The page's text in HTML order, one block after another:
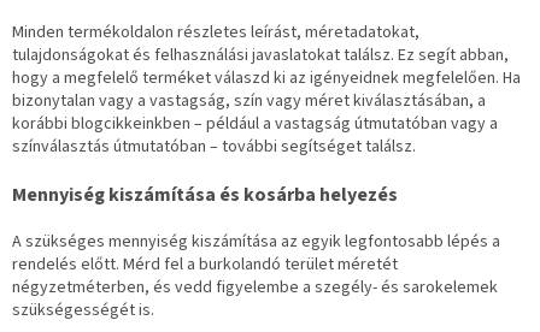
Minden termékoldalon részletes leírást, méretadatokat,
tulajdonságokat és felhasználási javaslatokat találsz. Ez segít abban,
hogy a megfelelő terméket válaszd ki az igényeidnek megfelelően. Ha
bizonytalan vagy a vastagság, szín vagy méret kiválasztásában, a
korábbi blogcikkeinkben – például a vastagság útmutatóban vagy a
színválasztás útmutatóban – további segítséget találsz.
Mennyiség kiszámítása és kosárba helyezés
A szükséges mennyiség kiszámítása az egyik legfontosabb lépés a
rendelés előtt. Mérd fel a burkolandó terület méretét
négyzetméterben, és vedd figyelembe a szegély- és sarokelemek
szükségességét is.